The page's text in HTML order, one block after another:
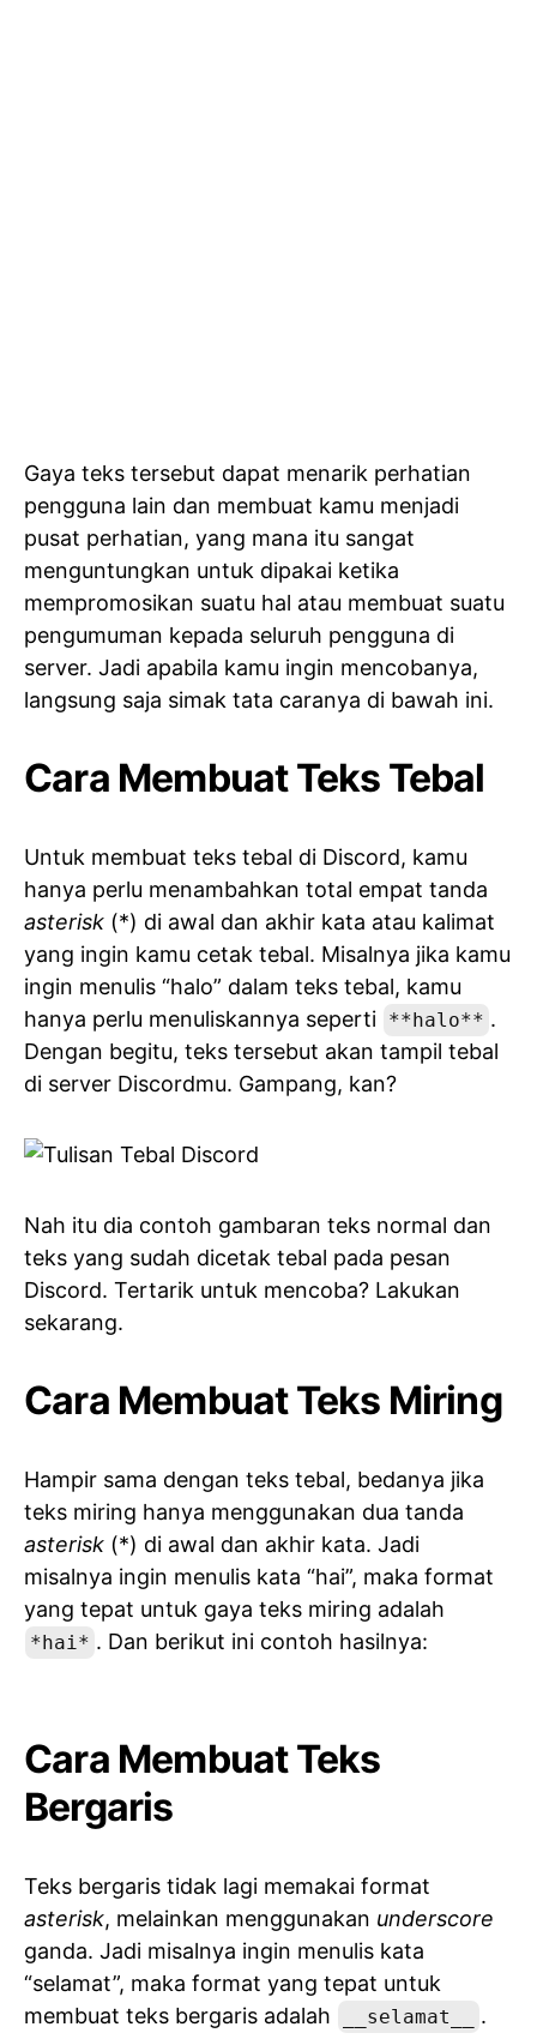
Gaya teks tersebut dapat menarik perhatian
pengguna lain dan membuat kamu menjadi
pusat perhatian, yang mana itu sangat
menguntungkan untuk dipakai ketika
mempromosikan suatu hal atau membuat suatu
pengumuman kepada seluruh pengguna di
server. Jadi apabila kamu ingin mencobanya,
langsung saja simak tata caranya di bawah ini.
Cara Membuat Teks Tebal
Untuk membuat teks tebal di Discord, kamu
hanya perlu menambahkan total empat tanda
asterisk (*) di awal dan akhir kata atau kalimat
yang ingin kamu cetak tebal. Misalnya jika kamu
ingin menulis “halo” dalam teks tebal, kamu
hanya perlu menuliskannya seperti **halo** .
Dengan begitu, teks tersebut akan tampil tebal
di server Discordmu. Gampang, kan?
Nah itu dia contoh gambaran teks normal dan
teks yang sudah dicetak tebal pada pesan
Discord. Tertarik untuk mencoba? Lakukan
sekarang.
Cara Membuat Teks Miring
Hampir sama dengan teks tebal, bedanya jika
teks miring hanya menggunakan dua tanda
asterisk (*) di awal dan akhir kata. Jadi
misalnya ingin menulis kata “hai”, maka format
yang tepat untuk gaya teks miring adalah
*hai* . Dan berikut ini contoh hasilnya:
Cara Membuat Teks
Bergaris
Teks bergaris tidak lagi memakai format
asterisk, melainkan menggunakan underscore
ganda. Jadi misalnya ingin menulis kata
“selamat”, maka format yang tepat untuk
membuat teks bergaris adalah
__selamat__ .